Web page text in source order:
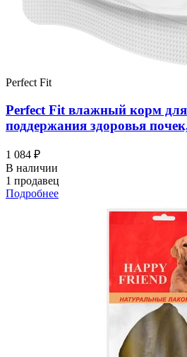
Perfect Fit
Perfect Fit влажный корм
поддержания здоровья
1 084 ₽
В наличии
1 продавец
Подробнее